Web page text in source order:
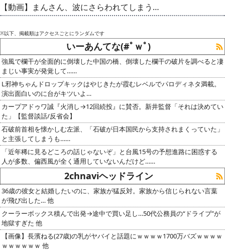
【動画】まんさん、波にさらわれてしまう…
※以下、掲載順はアクセスごとにランダムです
いーあんてな(#ﾟｗﾟ)
強風で欄干が全面的に倒壊した中国の橋、倒壊した欄干の破片を調べると凄
まじい事実が発覚して……
L邪神ちゃんドロップキックはやじきたが霞むレベルでパロディネタ満載。
演出面白いのに台がキツいよ…
カープアドゥワ誠『火消し→12回続投』に賛否。新井監督「それは決めてい
た」【監督談話/反省会】
石破前首相を懐かしむ左派、「石破が日本国民から支持されまくっていた」
と主張してしまうも……
「近年稀に見るどころの話じゃないぞ」と台風15号の予想進路に困惑する
人が多数、偏西風が全く通用していないんだけど……
2chnaviヘッドライン
36歳の彼女と結婚したいのに、家族が猛反対。家族から信じられない言葉
が飛び出した… 他
クーラーボックス積んで出発→途中で買い足し…50代公務員の“ドライブ”が
地獄すぎた 他
【画像】長濱ねる(27歳)の乳がヤバイと話題にｗｗｗｗ1700万バズｗｗｗｗ
ｗｗｗｗｗｗ 他